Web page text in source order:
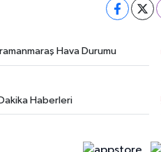
Hava Durumu
Haberleri